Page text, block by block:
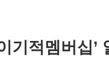
기적멤버십’